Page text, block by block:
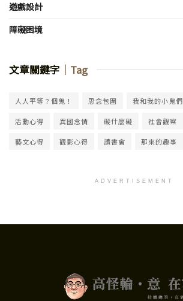
遊戲設計
障礙困境
文章關鍵字 ｜Tag
人人平等？個鬼！ 思念包圍 我和我的小鬼們
活動心得 異國念情 礙什麼礙 社會觀察
藝文心得 觀影心得 讀書會 那來的趣事
ADVERTISEMENT